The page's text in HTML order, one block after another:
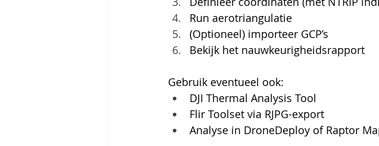
Run aerotriangulatie
(Optioneel) importeer GCP’s
Bekijk het nauwkeurigheidsrapport
Gebruik eventueel ook:
DJI Thermal Analysis Tool
Flir Toolset via RJPG-export
Analyse in DroneDeploy of Raptor